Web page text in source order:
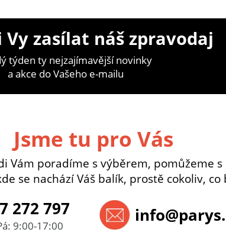
Vy zasílat náš zpravodaj
týden ty nejzajímavější novinky
a akce do Vašeho e-mailu
Jsme tu pro Vás
Vám poradíme s výběrem, pomůžeme
se nachází Váš balík, prostě cokoliv,
272 797
9:00-17:00